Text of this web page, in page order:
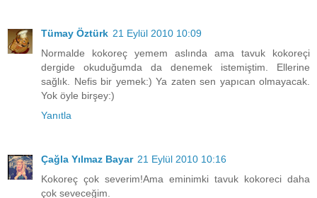
Tümay Öztürk 21 Eylül 2010 10:09
Normalde kokoreç yemem aslında ama tavuk kokoreçi
dergide okuduğumda da denemek istemiştim. Ellerine
sağlık. Nefis bir yemek:) Ya zaten sen yapıcan olmayacak.
Yok öyle birşey:)
Yanıtla
Çağla Yılmaz Bayar 21 Eylül 2010 10:16
Kokoreç çok severim!Ama eminimki tavuk kokoreci daha
çok seveceğim.